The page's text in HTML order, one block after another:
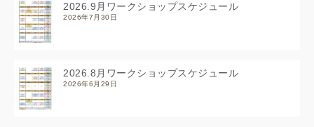
2026.9月ワークショップスケジュール
2026年7月30日
2026.8月ワークショップスケジュール
2026年6月29日